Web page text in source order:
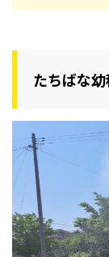
たちばな